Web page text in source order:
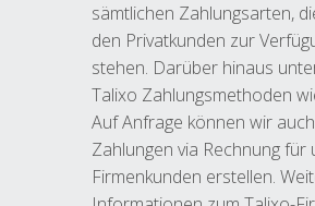
sämtlichen Zahlungsarten,
den Privatkunden zur
stehen. Darüber hinaus
Talixo Zahlungsmethoden
Auf Anfrage können wir auch
Zahlungen via Rechnung für
Firmenkunden erstellen.